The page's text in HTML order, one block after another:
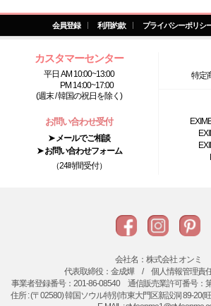
会員登録 利用約款 プライバシーポリシ
カスタマーセンター
平日 AM 10:00~13:00
PM 14:00~17:00
(週末 / 韓国の祝日を除く)
お問い合わせ受付
➤ メールでご相談
➤ お問い合わせフォーム
（24時間受付）
特定
会社名：株式会社 オンミ
代表取締役：金成燁 / 個人情報管理責
事業者登録番号：201-86-08540 通信販売業許可番号：
住所 : (〒02580) 韓国ソウル特別市東大門区新設洞 89-20(